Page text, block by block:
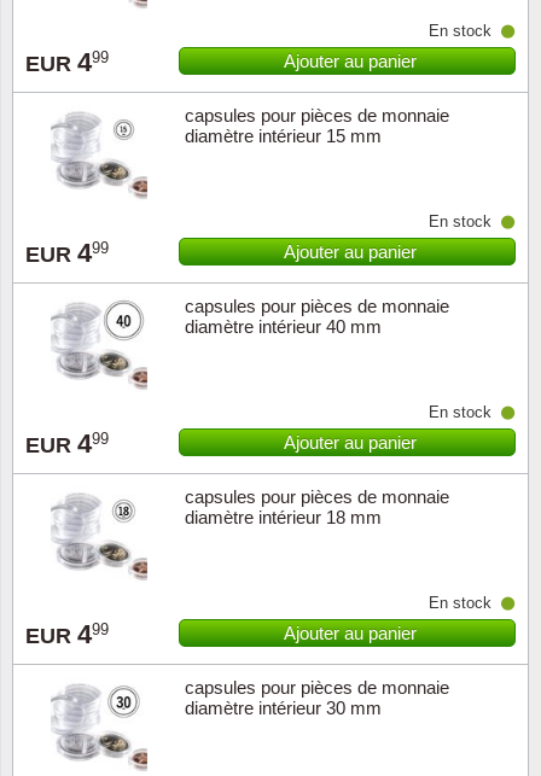
EUR 499
En stock
Ajouter au panier
capsules pour pièces de monnaie
diamètre intérieur 15 mm
EUR 499
En stock
Ajouter au panier
capsules pour pièces de monnaie
diamètre intérieur 40 mm
EUR 499
En stock
Ajouter au panier
capsules pour pièces de monnaie
diamètre intérieur 18 mm
EUR 499
En stock
Ajouter au panier
capsules pour pièces de monnaie
diamètre intérieur 30 mm